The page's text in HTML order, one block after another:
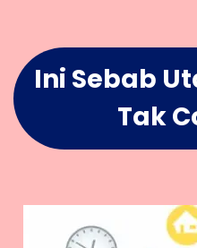
Ini Sebab
Tak